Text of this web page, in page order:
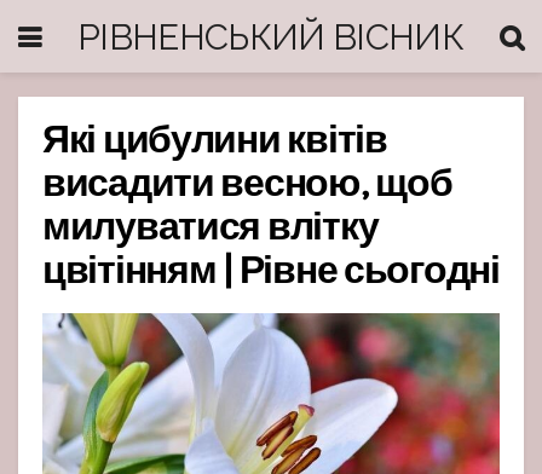
РІВНЕНСЬКИЙ ВІСНИК
Які цибулини квітів
висадити весною, щоб
милуватися влітку
цвітінням | Рівне сьогодні